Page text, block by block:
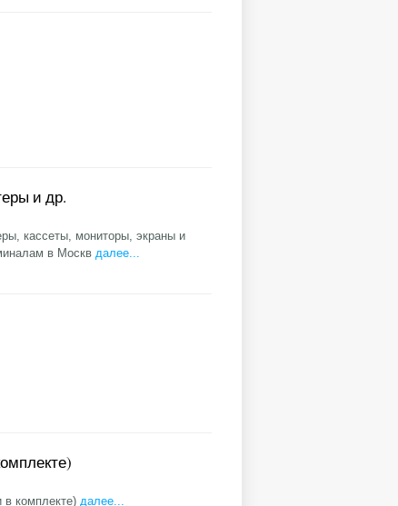
и др.
кассеты, мониторы, экраны и
в Москвдалее...
в комплекте)далее...